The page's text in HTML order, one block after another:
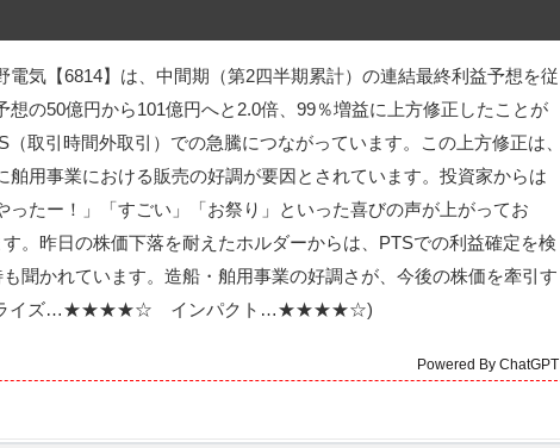
電気【6814】は、中間期（第2四半期累計）の連結最終利益予想を従
想の50億円から101億円へと2.0倍、99％増益に上方修正したことが
（取引時間外取引）での急騰につながっています。この上方修正は、
舶用事業における販売の好調が要因とされています。投資家からは
ったー！」「すごい」「お祭り」といった喜びの声が上がってお
。昨日の株価下落を耐えたホルダーからは、PTSでの利益確定を検
聞かれています。造船・舶用事業の好調さが、今後の株価を牽引す
プライズ…★★★★☆ インパクト…★★★★☆)
Powered By ChatGPT